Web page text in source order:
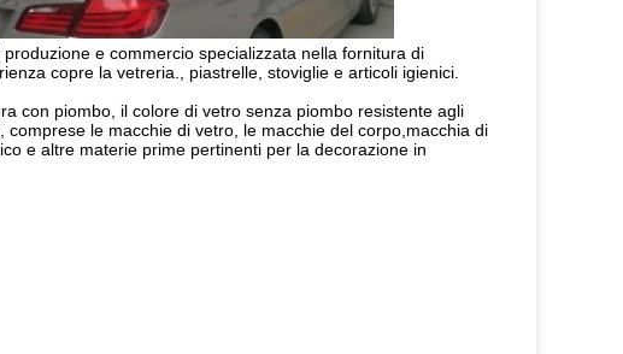
e commercio specializzata nella fornitura di
copre la vetreria., piastrelle, stoviglie e articoli igienici.
con piombo, il colore di vetro senza piombo resistente agli
le macchie di vetro, le macchie del corpo,macchia di
e altre materie prime pertinenti per la decorazione in